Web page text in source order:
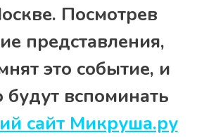
Посмотрев
представления,
это событие, и
вспоминать
сайт Микруша.ру